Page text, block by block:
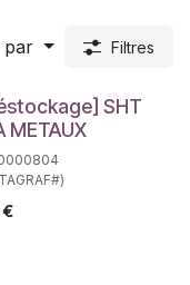
par Filtres
SHT
METAUX